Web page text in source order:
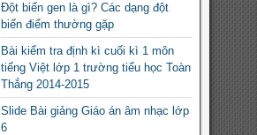
Đột biến gen là gì? Các dạng đột
biến điểm thường gặp
Bài kiểm tra định kì cuối kì 1 môn
tiếng Việt lớp 1 trường tiểu học Toàn
Thắng 2014-2015
Slide Bài giảng Giáo án âm nhạc lớp
6